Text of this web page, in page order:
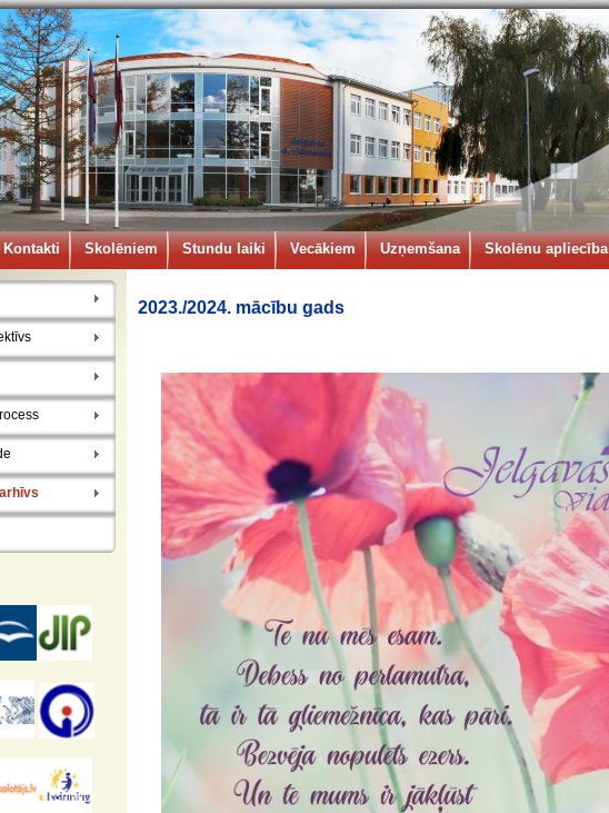
Kontakti Skolēniem Stundu laiki Vecākiem Uzņemšana Skolēnu apliecība
2023./2024. mācību gads